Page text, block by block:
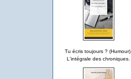
Tu écris toujours ? (Humour).
L'intégrale des chroniques.